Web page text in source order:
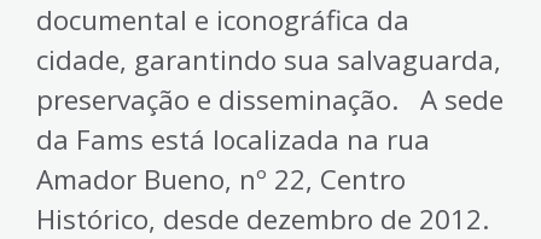
documental e iconográfica da
cidade, garantindo sua salvaguarda,
preservação e disseminação. A sede
da Fams está localizada na rua
Amador Bueno, nº 22, Centro
Histórico, desde dezembro de 2012.